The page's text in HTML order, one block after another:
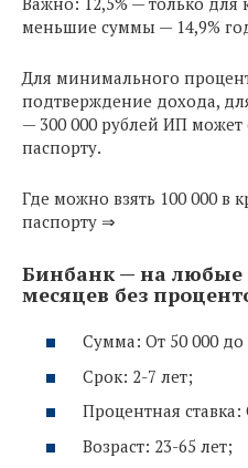
меньшие суммы — 14,9%
Для минимального
подтверждение дохода,
— 300 000 рублей ИП
паспорту.
Где можно взять 100 000 в
паспорту ⇒
Бинбанк — на
месяцев без
Сумма: От 50 000 до
Срок: 2-7 лет;
Процентная ставка:
Возраст: 23-65 лет;